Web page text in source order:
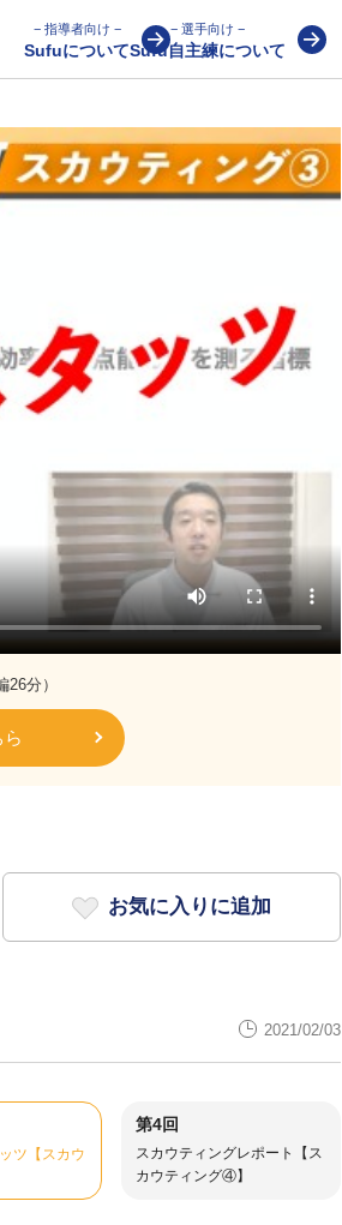
− 指導者向け −
Sufuについて
− 選手向け −
Sufu自主練について
分）
お気に入りに追加
2021/02/03
ツ【スカウ
第4回
スカウティングレポート【ス
カウティング④】